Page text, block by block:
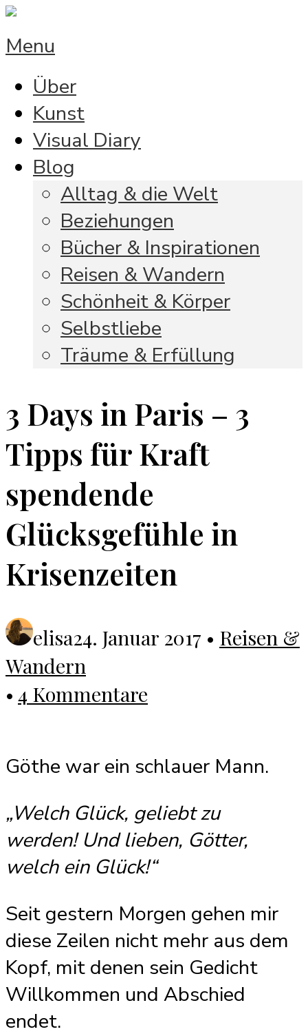
Menu
Über
Kunst
Visual Diary
Blog
Alltag & die Welt
Beziehungen
Bücher & Inspirationen
Reisen & Wandern
Schönheit & Körper
Selbstliebe
Träume & Erfüllung
3 Days in Paris – 3
Tipps für Kraft
spendende
Glücksgefühle in
Krisenzeiten
elisa24. Januar 2017 • Reisen &
Wandern
• 4 Kommentare
Göthe war ein schlauer Mann.
„Welch Glück, geliebt zu
werden! Und lieben, Götter,
welch ein Glück!“
Seit gestern Morgen gehen mir
diese Zeilen nicht mehr aus dem
Kopf, mit denen sein Gedicht
Willkommen und Abschied
endet.